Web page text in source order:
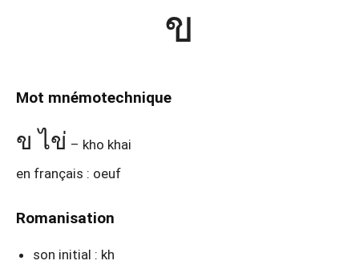
ข
Mot mnémotechnique
ข ไข่ – kho khai
en français : oeuf
Romanisation
son initial : kh